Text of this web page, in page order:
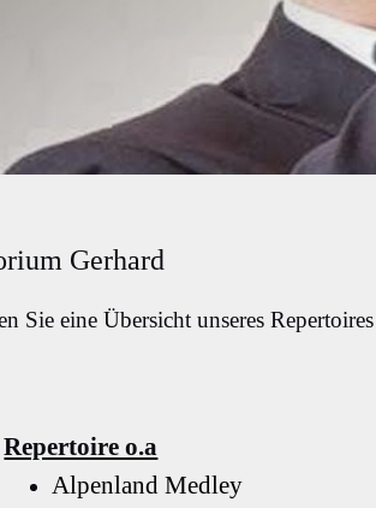
Gerhard
Sie eine Übersicht unseres Repertoires
Repertoire o.a
Alpenland Medley